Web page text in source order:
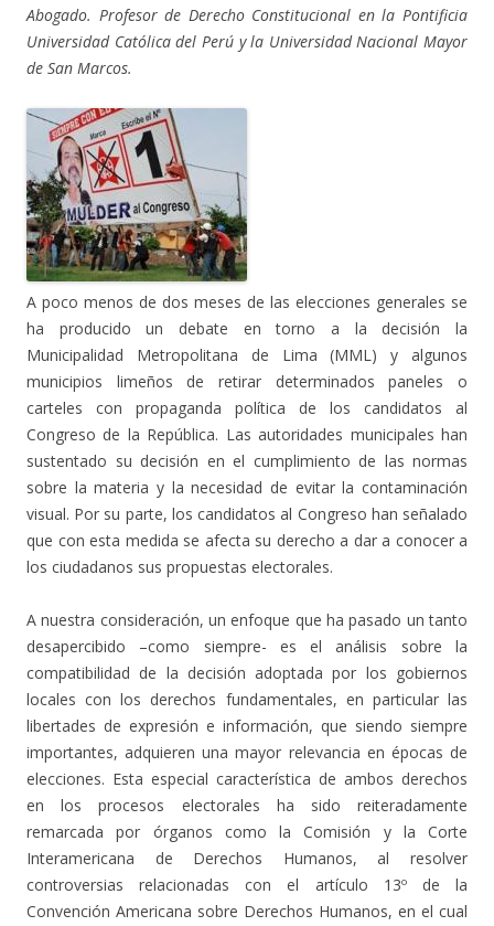
Abogado. Profesor de Derecho Constitucional en la Pontificia
Universidad Católica del Perú y la Universidad Nacional Mayor
de San Marcos.
A poco menos de dos meses de las elecciones generales se
ha producido un debate en torno a la decisión la
Municipalidad Metropolitana de Lima (MML) y algunos
municipios limeños de retirar determinados paneles o
carteles con propaganda política de los candidatos al
Congreso de la República. Las autoridades municipales han
sustentado su decisión en el cumplimiento de las normas
sobre la materia y la necesidad de evitar la contaminación
visual. Por su parte, los candidatos al Congreso han señalado
que con esta medida se afecta su derecho a dar a conocer a
los ciudadanos sus propuestas electorales.
A nuestra consideración, un enfoque que ha pasado un tanto
desapercibido –como siempre- es el análisis sobre la
compatibilidad de la decisión adoptada por los gobiernos
locales con los derechos fundamentales, en particular las
libertades de expresión e información, que siendo siempre
importantes, adquieren una mayor relevancia en épocas de
elecciones. Esta especial característica de ambos derechos
en los procesos electorales ha sido reiteradamente
remarcada por órganos como la Comisión y la Corte
Interamericana de Derechos Humanos, al resolver
controversias relacionadas con el artículo 13º de la
Convención Americana sobre Derechos Humanos, en el cual